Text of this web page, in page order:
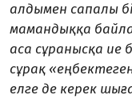
алдымен сапалы
мамандыққа
аса сұранысқа
сұрақ
елге де керек